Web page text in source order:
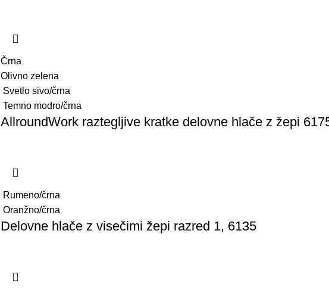
Črna
Olivno zelena
Svetlo sivo/črna
Temno modro/črna
AllroundWork raztegljive kratke delovne hlače z žepi
Rumeno/črna
Oranžno/črna
Delovne hlače z visečimi žepi razred 1, 6135